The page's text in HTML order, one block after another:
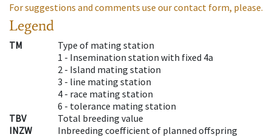
For suggestions and comments use our contact form, please.
Legend
TM
Type of mating station
1 - Insemination station with fixed 4a
2 - Island mating station
3 - line mating station
4 - race mating station
6 - tolerance mating station
TBV
Total breeding value
INZW
Inbreeding coefficient of planned offspring